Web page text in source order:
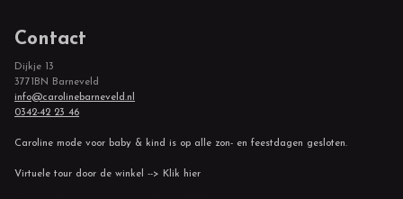
Contact
Dijkje 13
3771BN Barneveld
info@carolinebarneveld.nl
0342-42 23 46
Caroline mode voor baby & kind is op alle zon- en feestdagen gesloten.
Virtuele tour door de winkel --> Klik hier